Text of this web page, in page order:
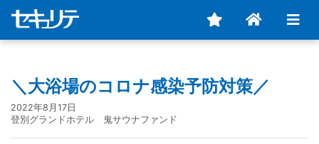
＼大浴場のコロナ感染予防対策／
2022年8月17日
登別グランドホテル 鬼サウナファンド